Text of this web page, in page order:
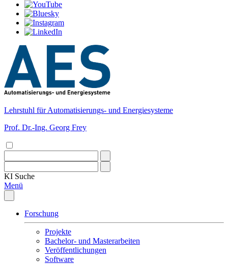
Lehrstuhl für Automatisierungs- und Energiesysteme
Prof. Dr.-Ing. Georg Frey
KI Suche
Menü
Forschung
Projekte
Bachelor- und Masterarbeiten
Veröffentlichungen
Software